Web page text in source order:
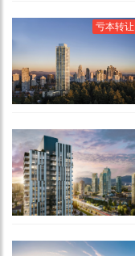
2 km
亏本转让